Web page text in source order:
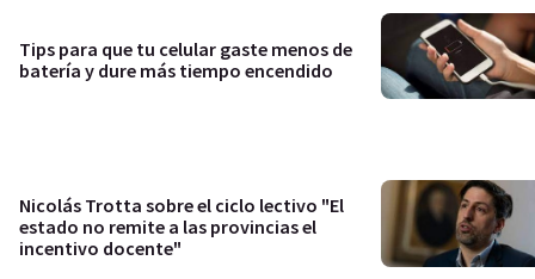
Tips para que tu celular gaste menos de
batería y dure más tiempo encendido
Nicolás Trotta sobre el ciclo lectivo "El
estado no remite a las provincias el
incentivo docente"